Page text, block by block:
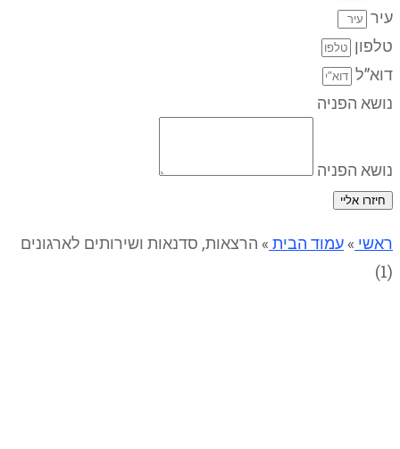
עיר
טלפון
דוא”ל
נושא הפניה
נושא הפניה
חיזרו אליי
ראשי »עמוד הבית » הרצאות, סדנאות ושירותים לארגונים
(1)